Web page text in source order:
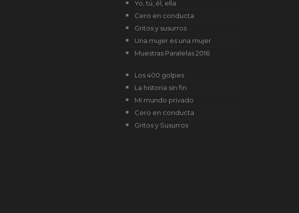
Yo, tú, él, ella
Cero en conducta
Gritos y susurros
Una mujer es una mujer
Muestras Paralelas 2016
Los 400 golpes
La historia sin fin
Mi mundo privado
Cero en conducta
Gritos y Susurros